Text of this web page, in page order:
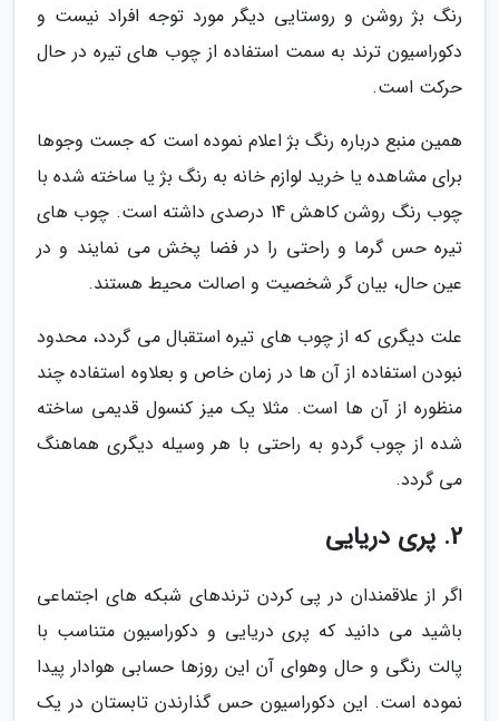
رنگ بژ روشن و روستایی دیگر مورد توجه افراد نیست و
دکوراسیون ترند به سمت استفاده از چوب های تیره در حال
حرکت است.
همین منبع درباره رنگ بژ اعلام نموده است که جست وجوها
برای مشاهده یا خرید لوازم خانه به رنگ بژ یا ساخته شده با
چوب رنگ روشن کاهش 14 درصدی داشته است. چوب های
تیره حس گرما و راحتی را در فضا پخش می نمایند و در
عین حال، بیان گر شخصیت و اصالت محیط هستند.
علت دیگری که از چوب های تیره استقبال می گردد، محدود
نبودن استفاده از آن ها در زمان خاص و بعلاوه استفاده چند
منظوره از آن ها است. مثلا یک میز کنسول قدیمی ساخته
شده از چوب گردو به راحتی با هر وسیله دیگری هماهنگ
می گردد.
2. پری دریایی
اگر از علاقمندان در پی کردن ترندهای شبکه های اجتماعی
باشید می دانید که پری دریایی و دکوراسیون متناسب با
پالت رنگی و حال وهوای آن این روزها حسابی هوادار پیدا
نموده است. این دکوراسیون حس گذارندن تابستان در یک